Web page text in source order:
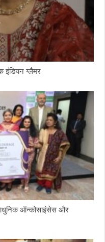
इंडियन ग्लैमर
ऑन्कोसाइंसेस और